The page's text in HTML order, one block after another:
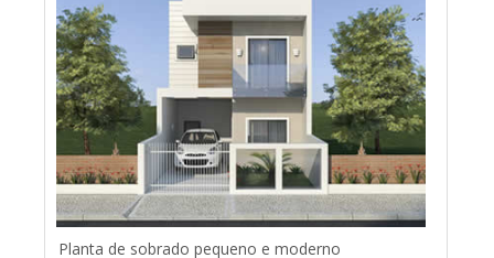
Planta de sobrado pequeno e moderno